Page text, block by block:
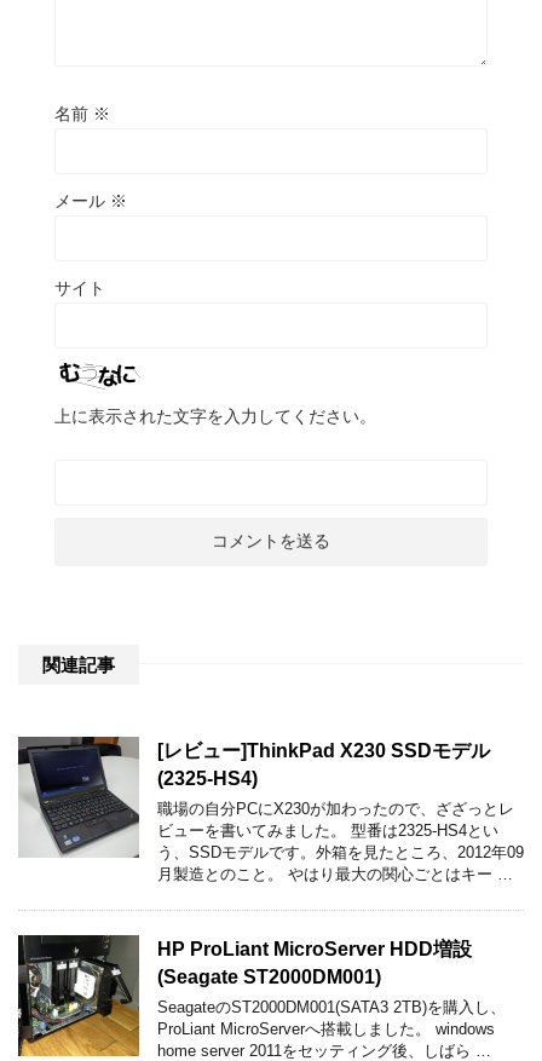
名前 ※
メール ※
サイト
上に表示された文字を入力してください。
関連記事
[レビュー]ThinkPad X230 SSDモデル
(2325-HS4)
職場の自分PCにX230が加わったので、ざざっとレ
ビューを書いてみました。 型番は2325-HS4とい
う、SSDモデルです。外箱を見たところ、2012年09
月製造とのこと。 やはり最大の関心ごとはキー …
HP ProLiant MicroServer HDD増設
(Seagate ST2000DM001)
SeagateのST2000DM001(SATA3 2TB)を購入し、
ProLiant MicroServerへ搭載しました。 windows
home server 2011をセッティング後、しばら …